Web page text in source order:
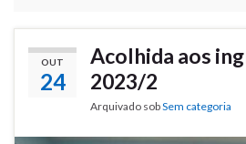
OUT
24
Acolhida aos
2023/2
Arquivado sobSem categoria